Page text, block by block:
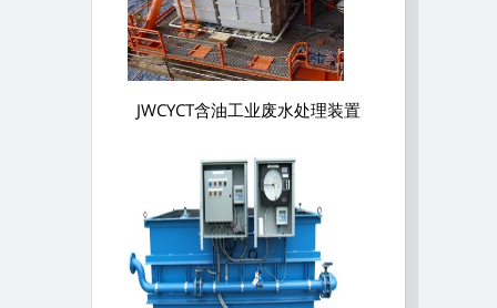
JWCYCT含油工业废水处理装置